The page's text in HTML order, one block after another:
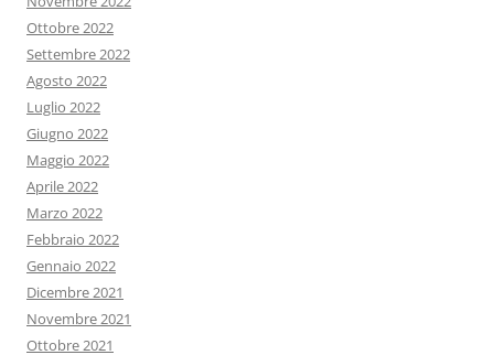
Ottobre 2022
Settembre 2022
Agosto 2022
Luglio 2022
Giugno 2022
Maggio 2022
Aprile 2022
Marzo 2022
Febbraio 2022
Gennaio 2022
Dicembre 2021
Novembre 2021
Ottobre 2021